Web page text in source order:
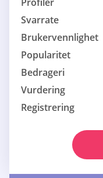
Svarrate
Brukervennlighet
Popularitet
Bedrageri
Vurdering
Registrering